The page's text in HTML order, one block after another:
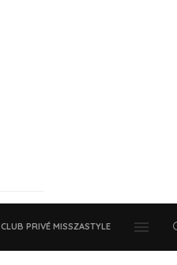
CLUB PRIVÉ MISSZASTYLE